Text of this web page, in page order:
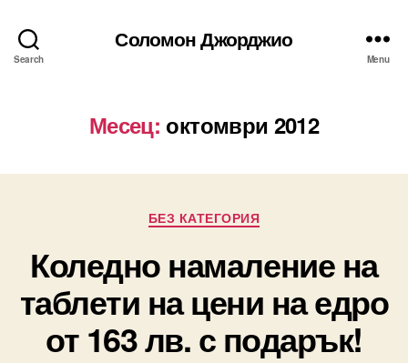
Search
Соломон Джорджио
Menu
Месец: октомври 2012
Categories
БЕЗ КАТЕГОРИЯ
Коледно намаление на
таблети на цени на едро
от 163 лв. с подарък!